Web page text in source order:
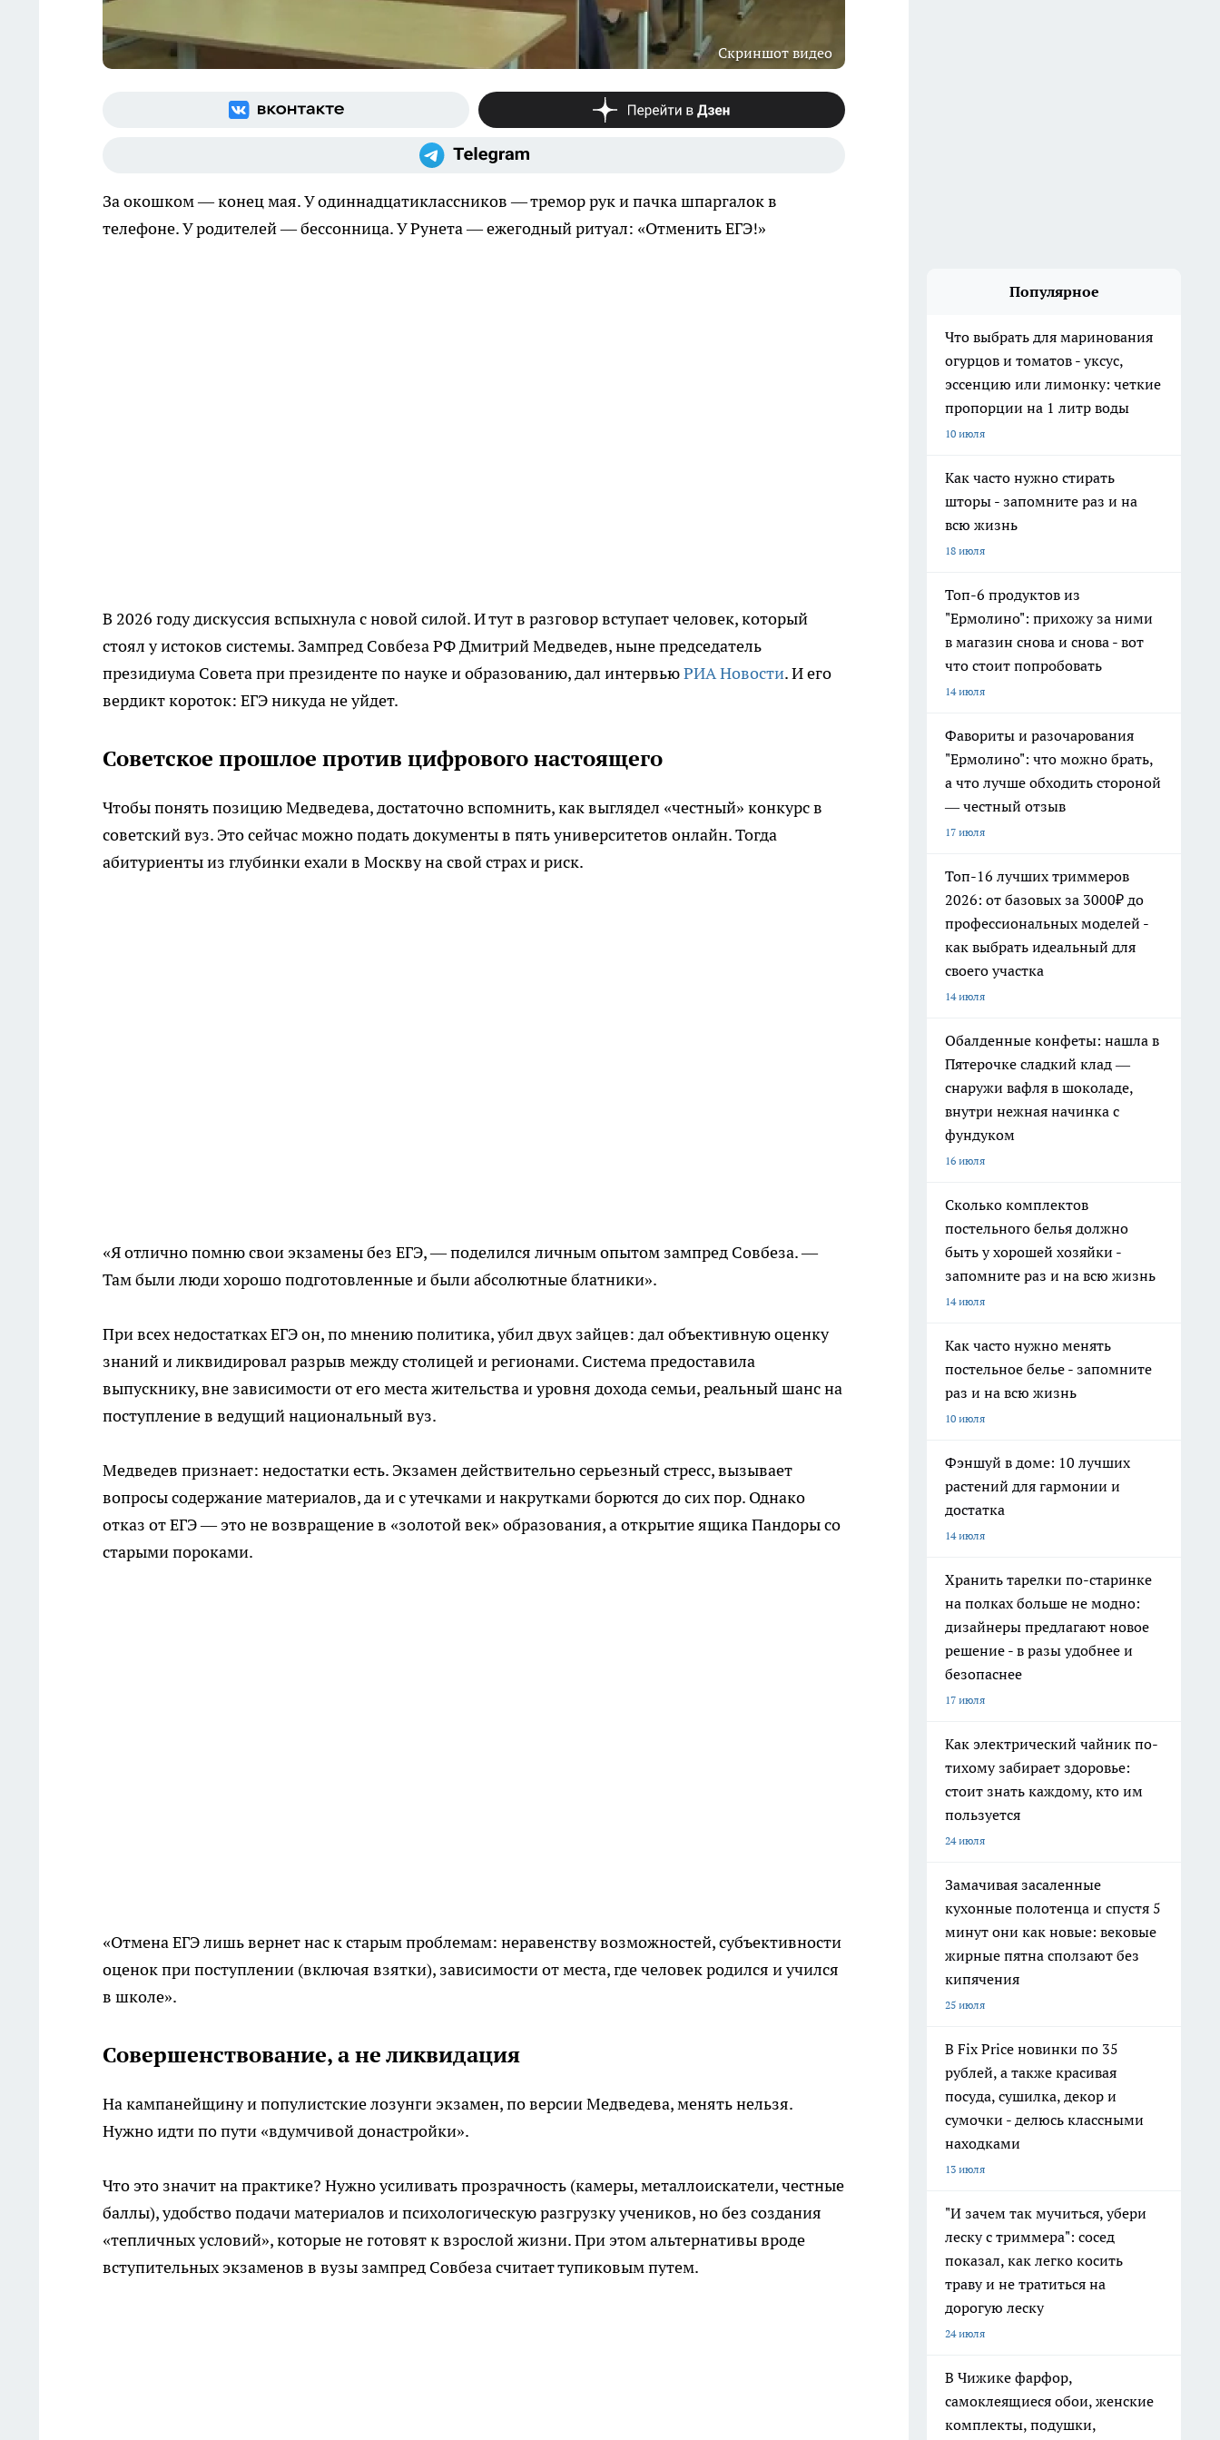
Скриншот видео
За окошком — конец мая. У одиннадцатиклассников — тремор рук и пачка шпаргалок в
телефоне. У родителей — бессонница. У Рунета — ежегодный ритуал: «Отменить ЕГЭ!»
В 2026 году дискуссия вспыхнула с новой силой. И тут в разговор вступает человек, который
стоял у истоков системы. Зампред Совбеза РФ Дмитрий Медведев, ныне председатель
президиума Совета при президенте по науке и образованию, дал интервьюРИА Новости. И его
вердикт короток: ЕГЭ никуда не уйдет.
Советское прошлое против цифрового настоящего
Чтобы понять позицию Медведева, достаточно вспомнить, как выглядел «честный» конкурс в
советский вуз. Это сейчас можно подать документы в пять университетов онлайн. Тогда
абитуриенты из глубинки ехали в Москву на свой страх и риск.
«Я отлично помню свои экзамены без ЕГЭ, — поделился личным опытом зампред Совбеза. —
Там были люди хорошо подготовленные и были абсолютные блатники».
При всех недостатках ЕГЭ он, по мнению политика, убил двух зайцев: дал объективную оценку
знаний и ликвидировал разрыв между столицей и регионами. Система предоставила
выпускнику, вне зависимости от его места жительства и уровня дохода семьи, реальный шанс на
поступление в ведущий национальный вуз.
Медведев признает: недостатки есть. Экзамен действительно серьезный стресс, вызывает
вопросы содержание материалов, да и с утечками и накрутками борются до сих пор. Однако
отказ от ЕГЭ — это не возвращение в «золотой век» образования, а открытие ящика Пандоры со
старыми пороками.
«Отмена ЕГЭ лишь вернет нас к старым проблемам: неравенству возможностей, субъективности
оценок при поступлении (включая взятки), зависимости от места, где человек родился и учился
в школе».
Совершенствование, а не ликвидация
На кампанейщину и популистские лозунги экзамен, по версии Медведева, менять нельзя.
Нужно идти по пути «вдумчивой донастройки».
Что это значит на практике? Нужно усиливать прозрачность (камеры, металлоискатели, честные
баллы), удобство подачи материалов и психологическую разгрузку учеников, но без создания
«тепличных условий», которые не готовят к взрослой жизни. При этом альтернативы вроде
вступительных экзаменов в вузы зампред Совбеза считает тупиковым путем.
Популярное
Что выбрать для маринования
огурцов и томатов - уксус,
эссенцию или лимонку: четкие
пропорции на 1 литр воды
10 июля
Как часто нужно стирать
шторы - запомните раз и на
всю жизнь
18 июля
Топ-6 продуктов из
"Ермолино": прихожу за ними
в магазин снова и снова - вот
что стоит попробовать
14 июля
Фавориты и разочарования
"Ермолино": что можно брать,
а что лучше обходить стороной
— честный отзыв
17 июля
Топ-16 лучших триммеров
2026: от базовых за 3000₽ до
профессиональных моделей -
как выбрать идеальный для
своего участка
14 июля
Обалденные конфеты: нашла в
Пятерочке сладкий клад —
снаружи вафля в шоколаде,
внутри нежная начинка с
фундуком
16 июля
Сколько комплектов
постельного белья должно
быть у хорошей хозяйки -
запомните раз и на всю жизнь
14 июля
Как часто нужно менять
постельное белье - запомните
раз и на всю жизнь
10 июля
Фэншуй в доме: 10 лучших
растений для гармонии и
достатка
14 июля
Хранить тарелки по-старинке
на полках больше не модно:
дизайнеры предлагают новое
решение - в разы удобнее и
безопаснее
17 июля
Как электрический чайник по-
тихому забирает здоровье:
стоит знать каждому, кто им
пользуется
24 июля
Замачивая засаленные
кухонные полотенца и спустя 5
минут они как новые: вековые
жирные пятна сползают без
кипячения
25 июля
В Fix Price новинки по 35
рублей, а также красивая
посуда, сушилка, декор и
сумочки - делюсь классными
находками
13 июля
"И зачем так мучиться, убери
леску с триммера": сосед
показал, как легко косить
траву и не тратиться на
дорогую леску
24 июля
В Чижике фарфор,
самоклеящиеся обои, женские
комплекты, подушки,